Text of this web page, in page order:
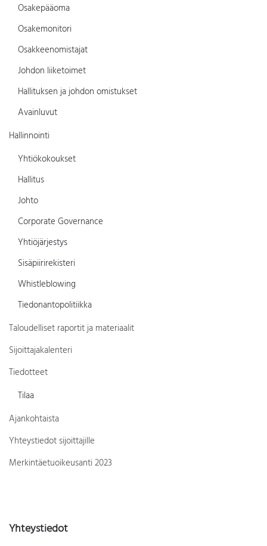
Osakepääoma
Osakemonitori
Osakkeenomistajat
Johdon liiketoimet
Hallituksen ja johdon omistukset
Avainluvut
Hallinnointi
Yhtiökokoukset
Hallitus
Johto
Corporate Governance
Yhtiöjärjestys
Sisäpiirirekisteri
Whistleblowing
Tiedonantopolitiikka
Taloudelliset raportit ja materiaalit
Sijoittajakalenteri
Tiedotteet
Tilaa
Ajankohtaista
Yhteystiedot sijoittajille
Merkintäetuoikeusanti 2023
Yhteystiedot